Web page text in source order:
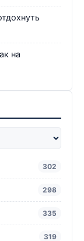
на
302
298
335
319